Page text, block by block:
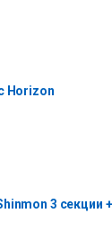
Horizon
3 секции